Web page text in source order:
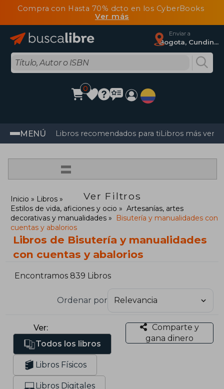
Compra con Hasta 70% dcto en los CyberBooks
Ver más
Enviar a
Bogota, Cundinamarca
0
MENÚ Libros recomendados para tiLibros más
=
Ver Filtros
Inicio
Libros
Estilos de vida, aficiones y ocio
Artesanías, artes
decorativas y manualidades
Bisutería y manualidades con
cuentas y abalorios
Libros de Bisutería y manualidades
con cuentas y abalorios
Encontramos 839 Libros
Ordenar por
Ver:
Todos los libros
Libros Físicos
Libros Digitales
Comparte y
gana dinero